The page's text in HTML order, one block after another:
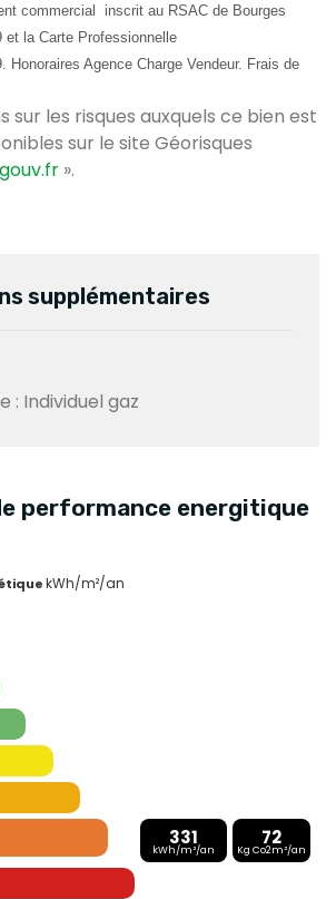
commercial inscrit au RSAC de Bourges
et la Carte Professionnelle
Honoraires Agence Charge Vendeur. Frais de
sur les risques auxquels ce bien est
sur le site Géorisques
».
supplémentaires
: Individuel gaz
performance energitique
kWh/m²/an
331
kWh/m²/an
72
Kg Co2m²/an